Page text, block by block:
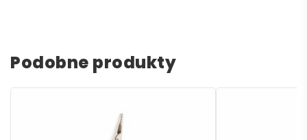
Podobne produkty